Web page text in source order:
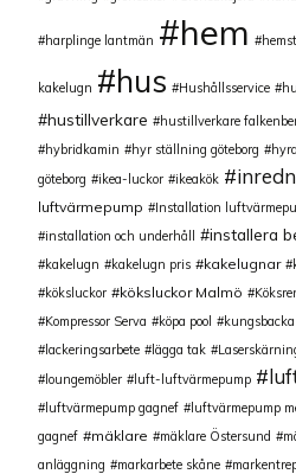
harplinge lantmän hem
kakelugn hus Hushållsservice
hustillverkare hustillverkare
hybridkamin
hyr ställning göteborg
göteborg
ikea-luckor ikeakök
luftvärmepump
Installation
installation och underhåll
installera
kakelugn
kakelugn pris kakelugnar
köksluckor
köksluckor Malmö
Kompressor Serva köpa pool kungsbacka
lackeringsarbete
lägga tak
loungemöbler
luft-luftvärmepump
luftvärmepump gagnef luftvärmepump
gagnef
mäklare mäklare Östersund
anläggning
markarbete skåne